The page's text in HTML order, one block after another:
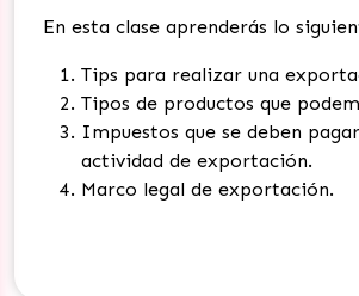
En esta clase aprenderás lo
Tips para realizar una
Tipos de productos que
Impuestos que se deben
actividad de exportación.
Marco legal de exportación.